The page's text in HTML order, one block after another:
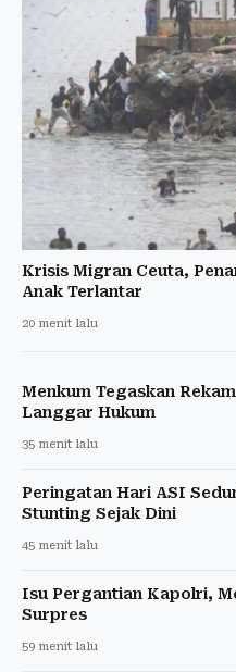
Krisis Migran Ceuta,
Anak Terlantar
20 menit lalu
Menkum Tegaskan
Langgar Hukum
35 menit lalu
Peringatan Hari ASI
Stunting Sejak Dini
45 menit lalu
Isu Pergantian Kapolri,
Surpres
59 menit lalu